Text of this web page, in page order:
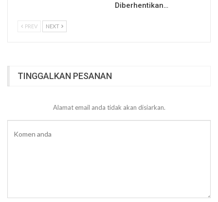
Diberhentikan…
PREV NEXT
TINGGALKAN PESANAN
Alamat email anda tidak akan disiarkan.